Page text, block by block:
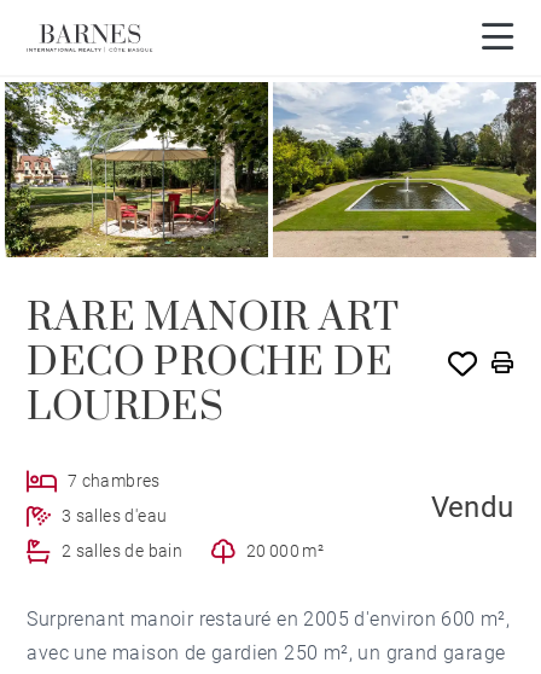
VENDU PAR BARNES
RARE MANOIR ART
DECO PROCHE DE
LOURDES
7 chambres
3 salles d'eau
2 salles de bain
20 000 m²
Vendu
Surprenant manoir restauré en 2005 d'environ 600 m²,
avec une maison de gardien 250 m², un grand garage